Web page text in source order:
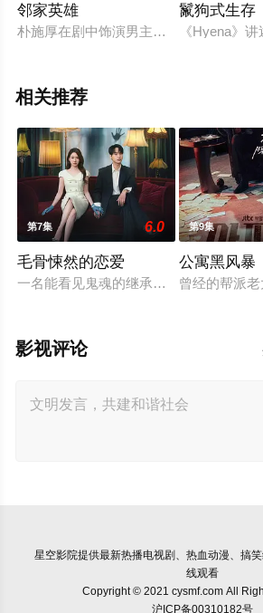
邻家英雄
朴施厚在剧中饰演男主角，是一个集正
鬣狗式生存
《Hyena》
相关推荐
第7集 6.0
毛骨悚然的恋爱
一名能看见鬼魂的继承人与一名王牌检
第9集
公寓黑风暴
曾经的帮派
影视评论
星空影院提供最新热播电视剧、热血动漫、搞
线观看
Copyright © 2021 cysmf.com All
沪ICP备00310182号